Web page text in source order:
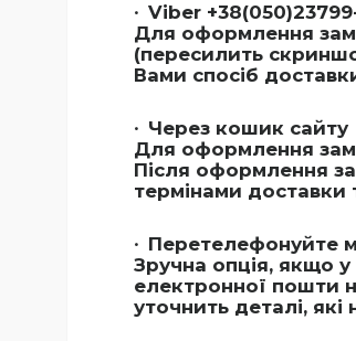
Viber
Для оформлення
(пересилить
Вами спосіб
Через кошик сайту
Для оформлення
Після оформлення
термінами доставки
Перетелефонуйте
Зручна опція, якщо
електронної пошти
уточнить деталі,